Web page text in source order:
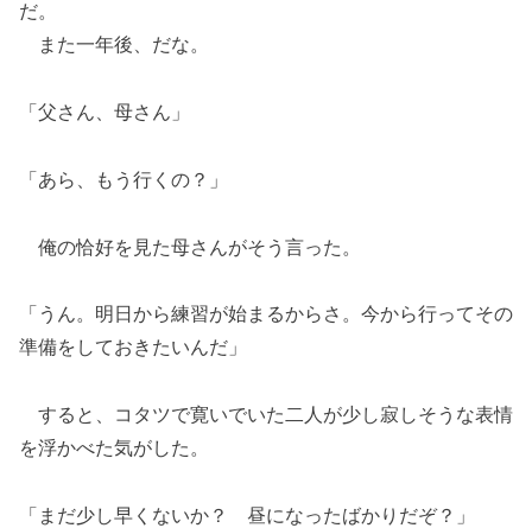
だ。
また一年後、だな。
「父さん、母さん」
「あら、もう行くの？」
俺の恰好を見た母さんがそう言った。
「うん。明日から練習が始まるからさ。今から行ってその
準備をしておきたいんだ」
すると、コタツで寛いでいた二人が少し寂しそうな表情
を浮かべた気がした。
「まだ少し早くないか？ 昼になったばかりだぞ？」